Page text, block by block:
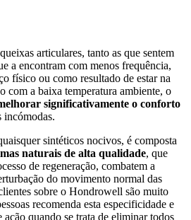
articulares, tanto as que sentem
a encontram com menos frequência,
físico ou como resultado de estar na
com a baixa temperatura ambiente, o
significativamente o conforto
incómodas.
sintéticos nocivos, é composta
naturais de alta qualidade, que
de regeneração, combatem a
do movimento normal das
sobre o Hondrowell são muito
recomenda esta especificidade e
ação quando se trata de eliminar todos